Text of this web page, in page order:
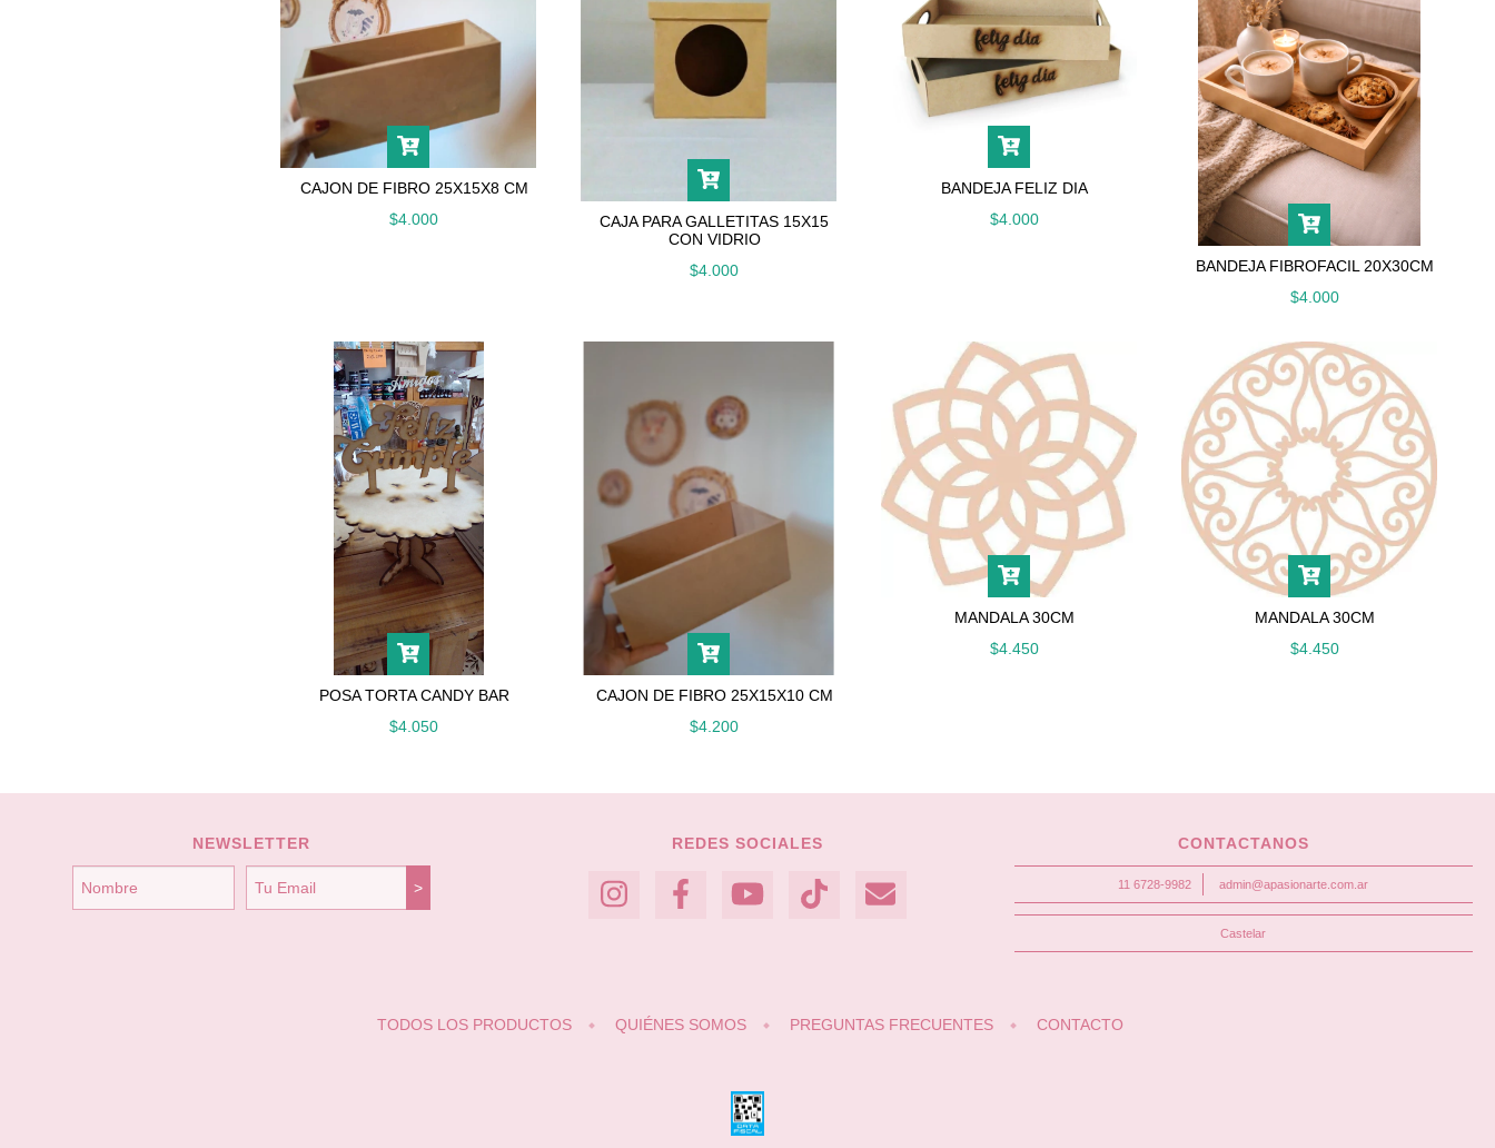
CAJON DE FIBRO 25X15X8 CM
$4.000
CAJA PARA GALLETITAS 15X15
CON VIDRIO
$4.000
BANDEJA FELIZ DIA
$4.000
BANDEJA FIBROFACIL 20X30CM
$4.000
POSA TORTA CANDY BAR
$4.050
CAJON DE FIBRO 25X15X10 CM
$4.200
MANDALA 30CM
$4.450
MANDALA 30CM
$4.450
NEWSLETTER REDES SOCIALES CONTACTANOS
11 6728-9982 admin@apasionarte.com.ar
Castelar
TODOS LOS PRODUCTOS QUIÉNES SOMOS PREGUNTAS FRECUENTES CONTACTO